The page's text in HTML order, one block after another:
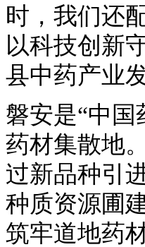
时，我们还
以科技创新
县中药产业
磐安是“中
药材集散地
过新品种引
种质资源圃
筑牢道地药